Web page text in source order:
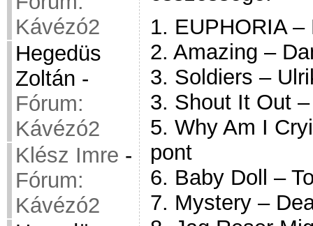
Kávézó2
Hegedüs
Zoltán -
Fórum:
Kávézó2
Klész Imre -
Fórum:
Kávézó2
1. EUPHORIA
2. Amazing –
3. Soldiers –
3. Shout It Out
5. Why Am I
pont
6. Baby Doll –
7. Mystery –